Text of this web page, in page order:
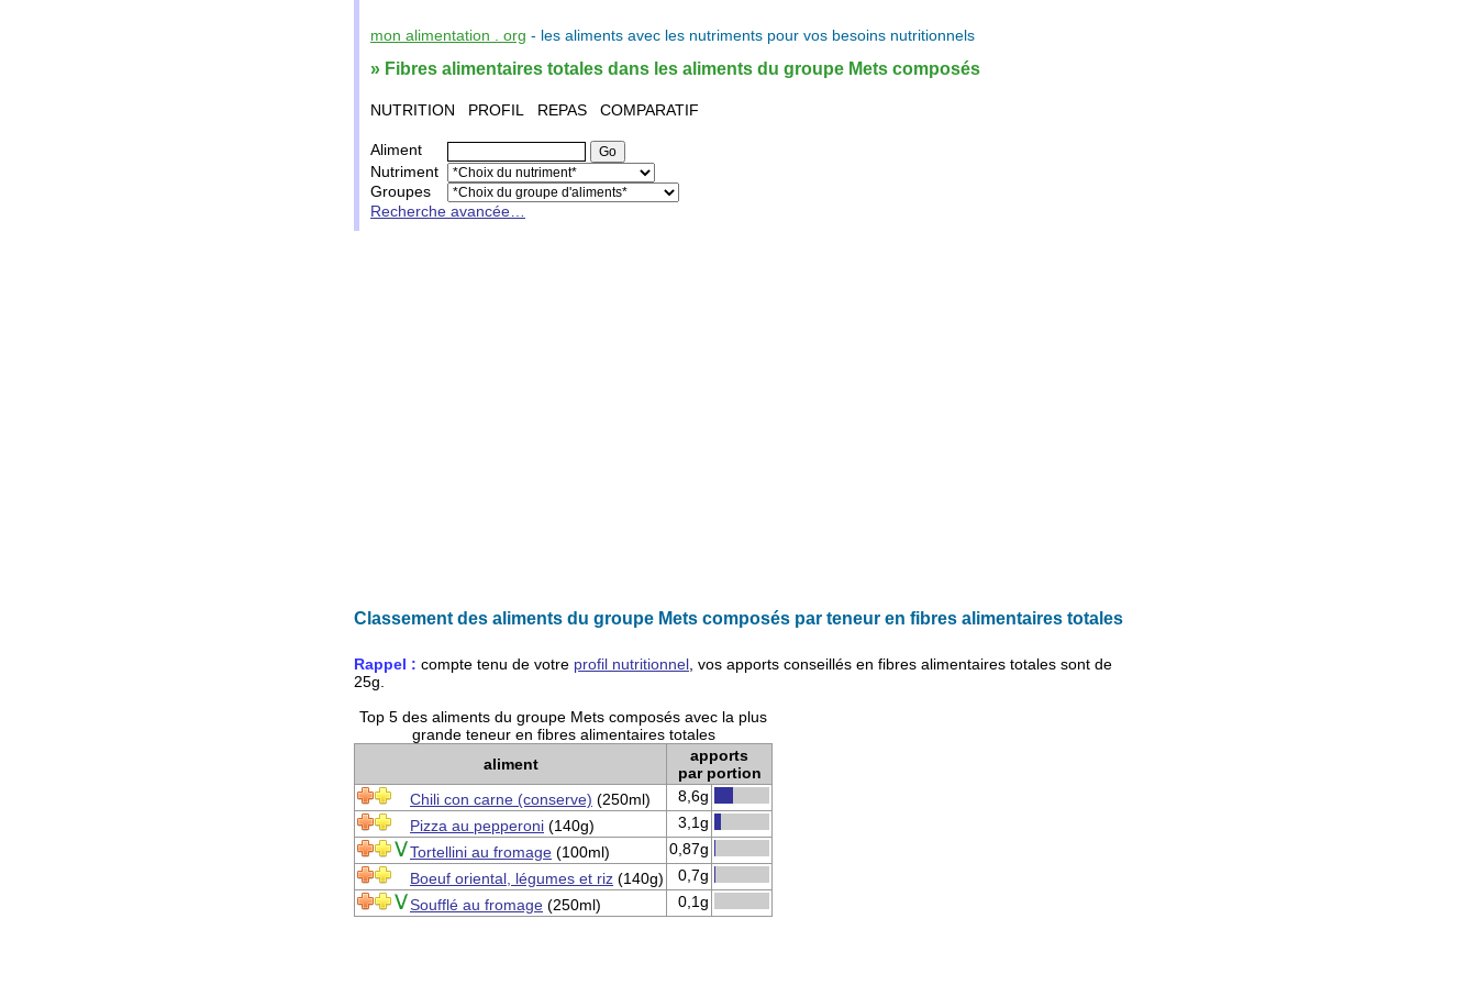
mon alimentation . org - les aliments avec les nutriments pour vos besoins nutritionnels
» Fibres alimentaires totales dans les aliments du groupe Mets composés
NUTRITION PROFIL REPAS COMPARATIF
Aliment
Nutriment
Groupes
Recherche avancée…
Classement des aliments du groupe Mets composés par teneur en fibres alimentaires totales
Rappel : compte tenu de votre profil nutritionnel , vos apports conseillés en fibres alimentaires totales sont de
25g
Top 5 des aliments du groupe Mets composés avec la plus
grande teneur en fibres alimentaires totales
aliment
apports
par portion
Chili con carne (conserve) (250ml)
8,6g
Pizza au pepperoni (140g)
3,1g
Tortellini au fromage (100ml)
0,87g
Boeuf oriental, légumes et riz (140g)
0,7g
Soufflé au fromage (250ml) 0,1g